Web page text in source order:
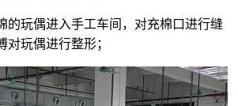
的玩偶进入手工车间，对充棉口进行缝
对玩偶进行整形；